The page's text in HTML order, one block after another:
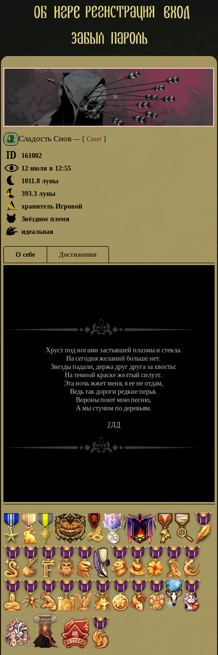
Сладость Снов— [ Спит]
161002
12 июля в 12:55
1011.8 луны
393.3 луны
хранитель Игровой
Звёздное племя
идеальная
О себе Достижения
Хруст под ногами застывшей плазмы и стекла.
На сегодня желаний больше нет.
Звезды падали, держа друг друга за хвосты:
На темной краске желтый силуэт.
Эта ночь жжет меня, я ее не отдам,
Ведь так дороги редкие перья.
Вороны поют мою песню,
А мы стучим по деревьям.
7ДЛ